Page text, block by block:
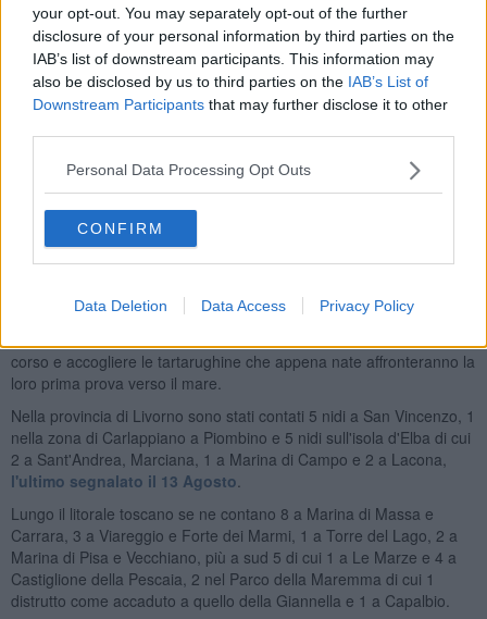
your opt-out. You may separately opt-out of the further
disclosure of your personal information by third parties on the
IAB’s list of downstream participants. This information may
also be disclosed by us to third parties on the IAB’s List of
Downstream Participants that may further disclose it to other
Personal Data Processing Opt Outs
CONFIRM
Data Deletion Data Access Privacy Policy
In programma persabato 16 Agosto alle ore 18 la San Vincenzo
la Tartawalk. Si tratta di una passeggiata guidata lungo la spiaggia
di Rimigliano dove si trova la nursery realizzata da TartAmare per
ospitare i nidi deposti in luoghi a rischio, come quelli di Rosignano
Marittimo(leggi l'articolo collegato) . Lungo il percorso, i
biologi di TartAmare e Wwf, scoprendo di più sulle tartarughe
marine, la nidificazione e i comportamenti corretti per proteggere
Iniziative del genere hanno raccolto l'interesse di grandi e più
piccoli. Un esempio è stato la
Castiglione della Pescaia alla Green Beachdove nella notte tra il
Caretta caretta alla luce della luna e delle lanterne.
corso e accogliere le tartarughine che appena nate affronteranno la
loro prima prova verso il mare.
Nella provincia di Livorno sono stati contati 5 nidi a San Vincenzo, 1
nella zona di Carlappiano a Piombino e 5 nidi sull'isola d'Elba di cui
2 a Sant'Andrea, Marciana, 1 a Marina di Campo e 2 a Lacona,
l'ultimo segnalato il 13 Agosto
Lungo il litorale toscano se ne contano 8 a Marina di Massa e
Carrara, 3 a Viareggio e Forte dei Marmi, 1 a Torre del Lago, 2 a
Marina di Pisa e Vecchiano, più a sud 5 di cui 1 a Le Marze e 4 a
Castiglione della Pescaia, 2 nel Parco della Maremma di cui 1
distrutto come accaduto a quello della Giannella e 1 a Capalbio.